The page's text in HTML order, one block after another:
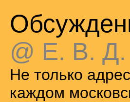
@ Е. В. Д.
Не только
каждом